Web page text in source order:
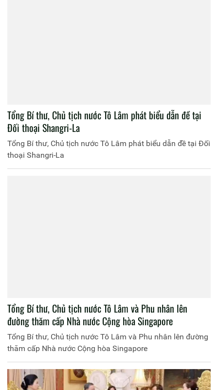
Tổng Bí thư, Chủ tịch nước Tô Lâm phát biểu dẫn đề tại
Đối thoại Shangri-La
Tổng Bí thư, Chủ tịch nước Tô Lâm phát biểu dẫn đề tại Đối
thoại Shangri-La
Tổng Bí thư, Chủ tịch nước Tô Lâm và Phu nhân lên
đường thăm cấp Nhà nước Cộng hòa Singapore
Tổng Bí thư, Chủ tịch nước Tô Lâm và Phu nhân lên đường
thăm cấp Nhà nước Cộng hòa Singapore